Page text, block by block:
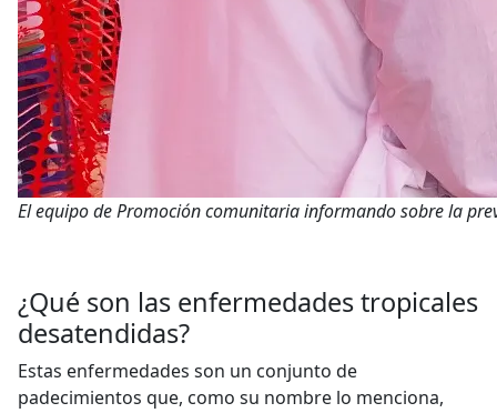
El equipo de Promoción comunitaria informando sobre la
¿Qué son las enfermedades tropicales
desatendidas?
Estas enfermedades son un conjunto de
padecimientos que, como su nombre lo menciona,